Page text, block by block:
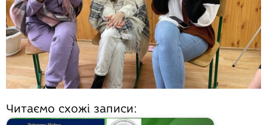
Читаємо схожі записи: